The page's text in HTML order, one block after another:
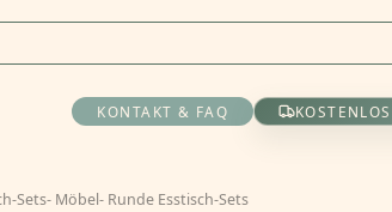
KONTAKT & FAQ
Sets- Möbel- Runde Esstisch-Sets